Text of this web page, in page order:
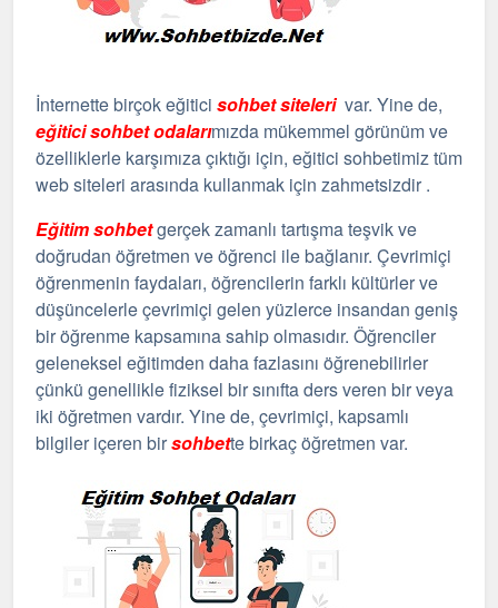
İnternette birçok eğitici sohbet sitelerivar. Yine de,
eğitici sohbet odalarımızda mükemmel görünüm ve
özelliklerle karşımıza çıktığı için, eğitici sohbetimiz tüm
web siteleri arasında kullanmak için zahmetsizdir .
Eğitim sohbetgerçek zamanlı tartışma teşvik ve
doğrudan öğretmen ve öğrenci ile bağlanır. Çevrimiçi
öğrenmenin faydaları, öğrencilerin farklı kültürler ve
düşüncelerle çevrimiçi gelen yüzlerce insandan geniş
bir öğrenme kapsamına sahip olmasıdır. Öğrenciler
geleneksel eğitimden daha fazlasını öğrenebilirler
çünkü genellikle fiziksel bir sınıfta ders veren bir veya
iki öğretmen vardır. Yine de, çevrimiçi, kapsamlı
bilgiler içeren birsohbette birkaç öğretmen var.